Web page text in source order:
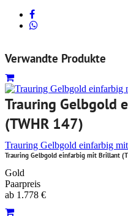
Verwandte Produkte
Trauring Gelbgold
(TWHR 147)
Trauring Gelbgold einfarbig
Trauring Gelbgold einfarbig mit Brillant
Gold
Paarpreis
ab 1.778 €